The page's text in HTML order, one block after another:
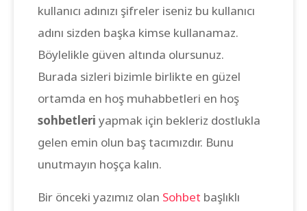
kullanıcı adınızı şifreler iseniz bu kullanıcı
adını sizden başka kimse kullanamaz.
Böylelikle güven altında olursunuz.
Burada sizleri bizimle birlikte en güzel
ortamda en hoş muhabbetleri en hoş
sohbetleri yapmak için bekleriz dostlukla
gelen emin olun baş tacımızdır. Bunu
unutmayın hoşça kalın.
Bir önceki yazımız olan Sohbet başlıklı